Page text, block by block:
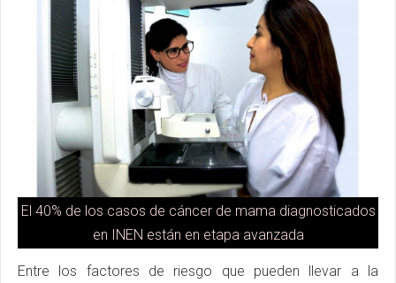
El 40% de los casos de cáncer de mama diagnosticados
en INEN están en etapa avanzada
Entre los factores de riesgo que pueden llevar a la